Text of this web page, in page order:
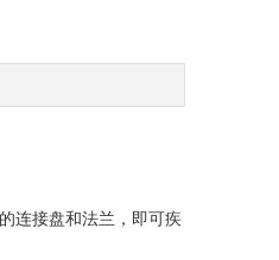
连接盘和法兰，即可疾